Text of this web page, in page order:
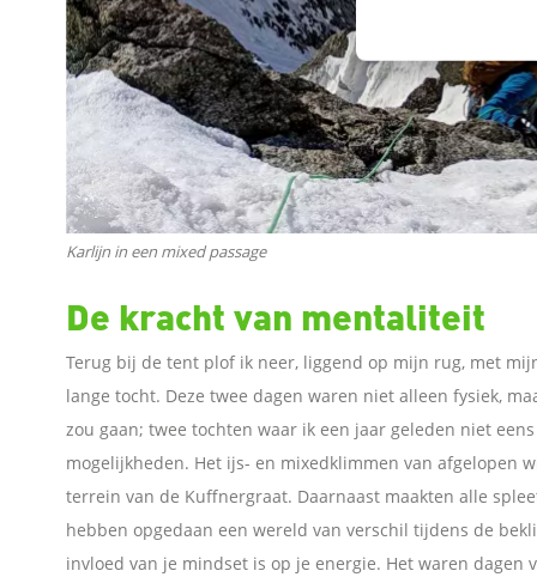
k
o
t
e
d
e
l
e
n
Karlijn in een mixed passage
De kracht van mentaliteit
Terug bij de tent plof ik neer, liggend op mijn rug, met
lange tocht. Deze twee dagen waren niet alleen fysiek,
zou gaan; twee tochten waar ik een jaar geleden niet
mogelijkheden. Het ijs- en mixedklimmen van afgelopen
terrein van de Kuffnergraat. Daarnaast maakten alle
hebben opgedaan een wereld van verschil tijdens de
invloed van je mindset is op je energie. Het waren dagen